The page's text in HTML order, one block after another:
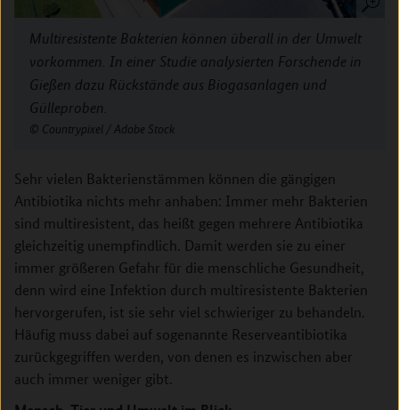
Multiresistente Bakterien können überall in der Umwelt
vorkommen. In einer Studie analysierten Forschende in
Gießen dazu Rückstände aus Biogasanlagen und
Gülleproben.
Countrypixel / Adobe Stock
Sehr vielen Bakterienstämmen können die gängigen
Antibiotika nichts mehr anhaben: Immer mehr Bakterien
sind multiresistent, das heißt gegen mehrere Antibiotika
gleichzeitig unempfindlich. Damit werden sie zu einer
immer größeren Gefahr für die menschliche Gesundheit,
denn wird eine Infektion durch multiresistente Bakterien
hervorgerufen, ist sie sehr viel schwieriger zu behandeln.
Häufig muss dabei auf sogenannte Reserveantibiotika
zurückgegriffen werden, von denen es inzwischen aber
auch immer weniger gibt.